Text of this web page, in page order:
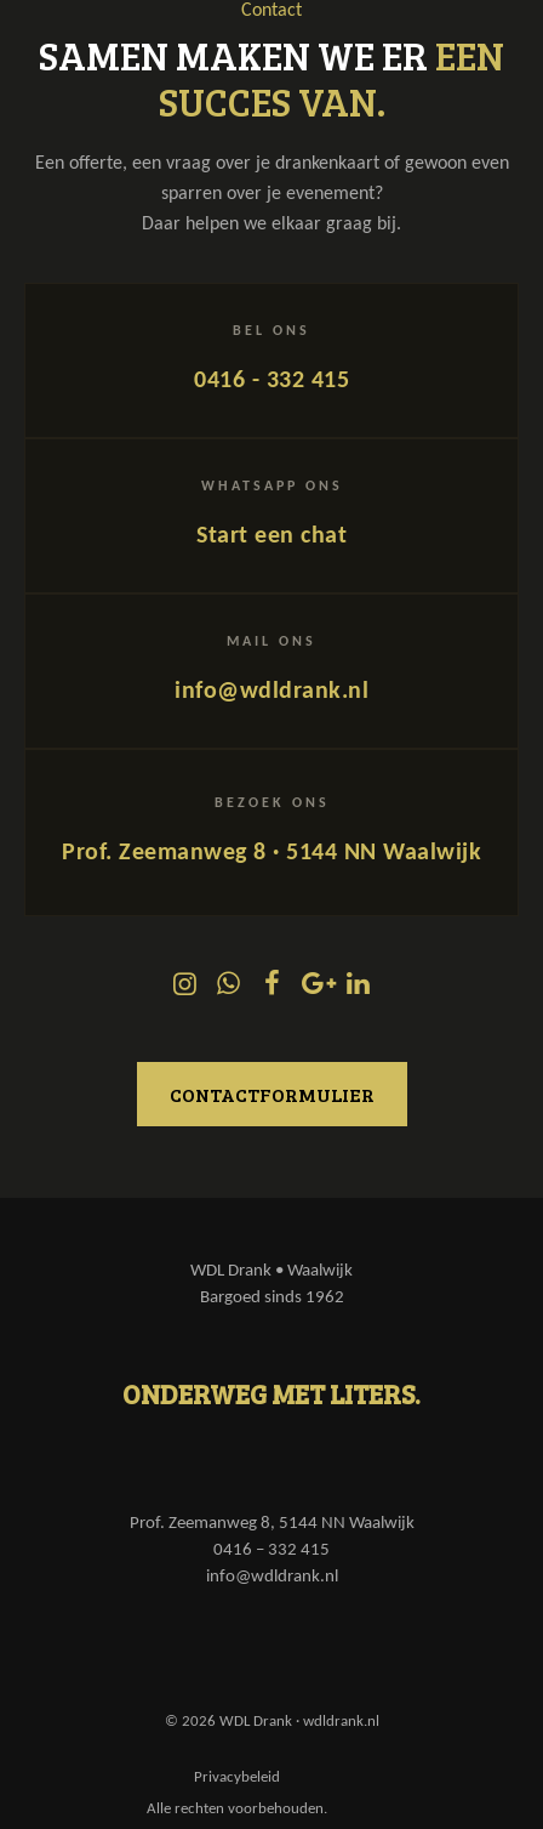
Contact
SAMEN MAKEN WE EREEN
SUCCES VAN.
Een offerte, een vraag over je drankenkaart of gewoon even
sparren over je evenement?
Daar helpen we elkaar graag bij.
BEL ONS
0416 - 332 415
WHATSAPP ONS
Start een chat
MAIL ONS
info@wdldrank.nl
BEZOEK ONS
Prof. Zeemanweg 8 · 5144 NN Waalwijk
CONTACTFORMULIER
WDL Drank • Waalwijk
Bargoed sinds 1962
ONDERWEG MET LITERS.
Prof. Zeemanweg 8, 5144 NN Waalwijk
0416 – 332 415
info@wdldrank.nl
© 2026 WDL Drank · wdldrank.nl
Privacybeleid
Alle rechten voorbehouden.